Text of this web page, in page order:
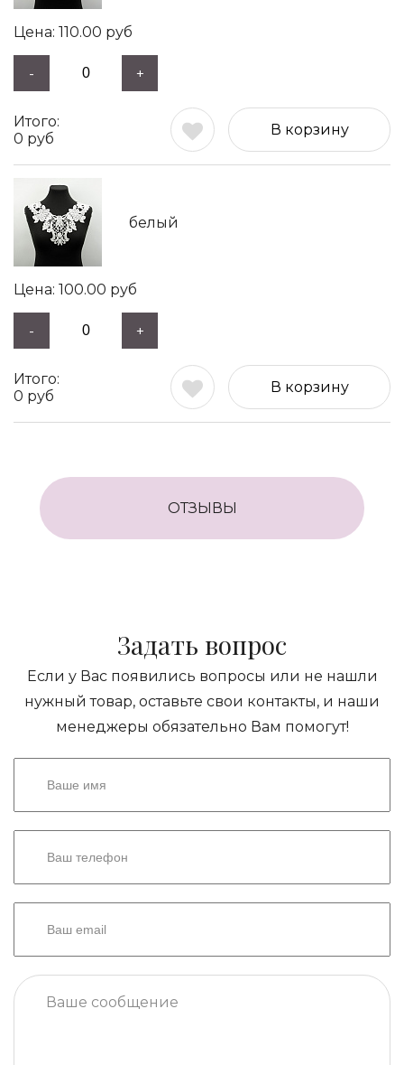
110.00 руб
- +
0 руб
В корзину
белый
100.00 руб
- +
0 руб
В корзину
ОТЗЫВЫ
Задать вопрос
Если у Вас появились вопросы или не нашли
нужный товар, оставьте свои контакты, и наши
менеджеры обязательно Вам помогут!